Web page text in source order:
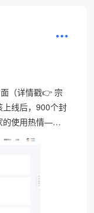
（详情戳👉 宗
线后，900个封
的使用热情—…